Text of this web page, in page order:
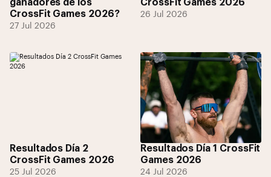
ganadores de los
CrossFit Games 2026?
27 Jul 2026
CrossFit Games 2026
26 Jul 2026
Resultados Día 2
CrossFit Games 2026
25 Jul 2026
Resultados Día 1 CrossFit
Games 2026
24 Jul 2026